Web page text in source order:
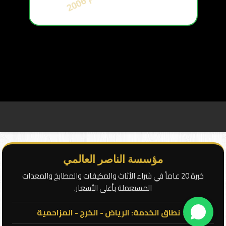
أ
س
س
ت
ع
ا
م
2
0
0
مؤسسة الناصر العالمي
خبرة 20 عاماً في شراء الأثاث والمكيفات والمطابخ والمعدات
المستعملة بأعلى الأسعار.
📍 نطاق الخدمة: الرياض - الخرج - المزاحمية